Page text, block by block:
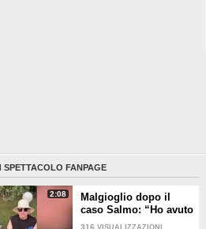
SPETTACOLO FANPAGE
2:08
Malgioglio dopo il
caso Salmo: “Ho avuto
un melanoma. Mettete
316 VISUALIZZAZIONI